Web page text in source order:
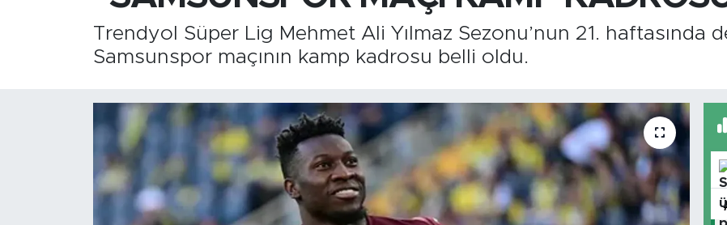
Trendyol Süper Lig Mehmet Ali Yılmaz Sezonu’nun 21. haftasında
Samsunspor maçının kamp kadrosu belli oldu.
Ulusal Son Dakika Haberleri